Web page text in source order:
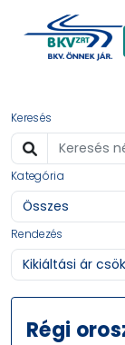
Keresés
Kategória
Rendezés
Régi